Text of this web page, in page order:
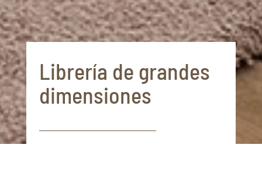
Librería de grandes
dimensiones